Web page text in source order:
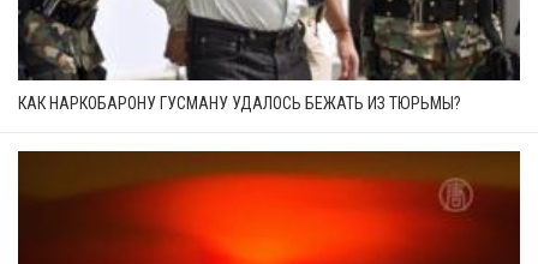
КАК НАРКОБАРОНУ ГУСМАНУ УДАЛОСЬ БЕЖАТЬ ИЗ ТЮРЬМЫ?